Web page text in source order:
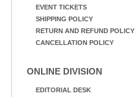
EVENT TICKETS
SHIPPING POLICY
RETURN AND REFUND POLICY
CANCELLATION POLICY
ONLINE DIVISION
EDITORIAL DESK